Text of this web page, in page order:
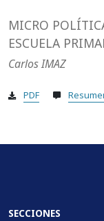
MICRO
ESCUELA
Carlos IMAZ
PDF
SECCIONES